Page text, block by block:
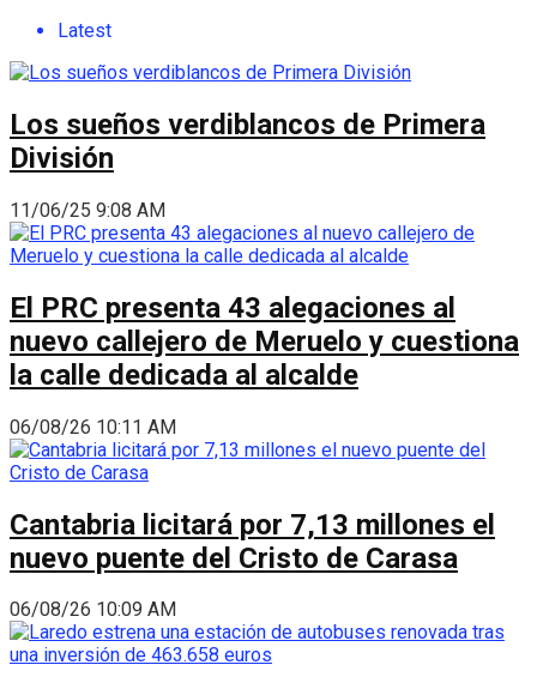
Latest
Los sueños verdiblancos de Primera
División
11/06/25 9:08 AM
El PRC presenta 43 alegaciones al
nuevo callejero de Meruelo y cuestiona
la calle dedicada al alcalde
06/08/26 10:11 AM
Cantabria licitará por 7,13 millones el
nuevo puente del Cristo de Carasa
06/08/26 10:09 AM